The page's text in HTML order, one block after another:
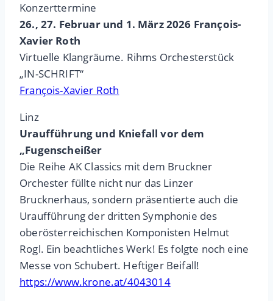
Konzerttermine
26., 27. Februar und 1. März 2026 François-
Xavier Roth
Virtuelle Klangräume. Rihms Orchesterstück
„IN-SCHRIFT“
François-Xavier Roth
Linz
Uraufführung und Kniefall vor dem
„Fugenscheißer
Die Reihe AK Classics mit dem Bruckner
Orchester füllte nicht nur das Linzer
Brucknerhaus, sondern präsentierte auch die
Uraufführung der dritten Symphonie des
oberösterreichischen Komponisten Helmut
Rogl. Ein beachtliches Werk! Es folgte noch eine
Messe von Schubert. Heftiger Beifall!
https://www.krone.at/4043014